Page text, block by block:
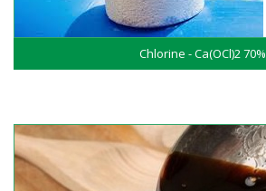
Chlorine - Ca(OCl)2 70%